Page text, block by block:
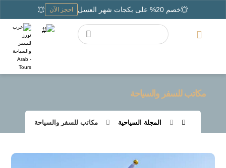
خصم 20% على بكجات شهر العسل احجز الآن
مكاتب للسفر والسياحة
المجلة السياحية مكاتب للسفر والسياحة